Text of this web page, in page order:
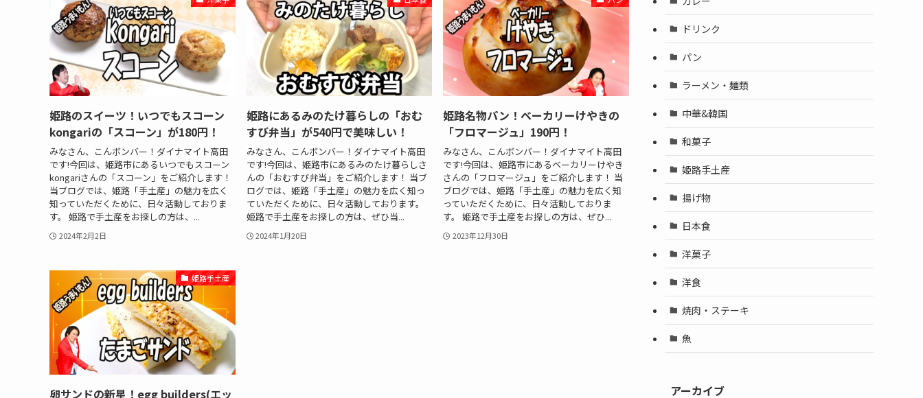
姫路のスイーツ！いつでもスコーン
kongariの「スコーン」が180円！
みなさん、こんボンバー！ダイナマイト高田
です!今回は、姫路市にあるいつでもスコーン
kongariさんの「スコーン」をご紹介します！
当ブログでは、姫路「手土産」の魅力を広く
知っていただくために、日々活動しておりま
す。 姫路で手土産をお探しの方は、...
2024年2月2日
姫路にあるみのたけ暮らしの「おむ
すび弁当」が540円で美味しい！
みなさん、こんボンバー！ダイナマイト高田
です!今回は、姫路市にあるみのたけ暮らしさ
んの「おむすび弁当」をご紹介します！ 当ブ
ログでは、姫路「手土産」の魅力を広く知っ
ていただくために、日々活動しております。
姫路で手土産をお探しの方は、ぜひ当...
2024年1月20日
姫路名物パン！ベーカリーけやきの
「フロマージュ」190円！
みなさん、こんボンバー！ダイナマイト高田
です!今回は、姫路市にあるベーカリーけやき
さんの「フロマージュ」をご紹介します！ 当
ブログでは、姫路「手土産」の魅力を広く知
っていただくために、日々活動しておりま
す。 姫路で手土産をお探しの方は、ぜひ...
2023年12月30日
姫路手土産
卵サンドの新星！egg builders(エッ
ドリンク
パン
ラーメン・麺類
中華&韓国
和菓子
姫路手土産
揚げ物
日本食
洋菓子
洋食
焼肉・ステーキ
魚
アーカイブ